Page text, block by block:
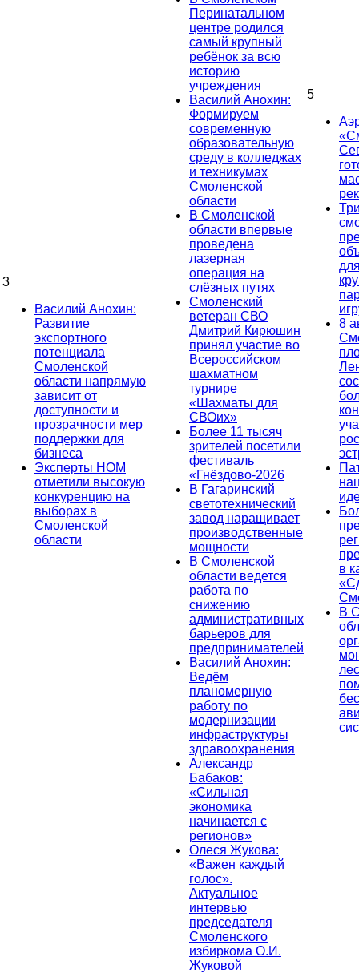
3
Василий Анохин:
Развитие
экспортного
потенциала
Смоленской
области напрямую
зависит от
доступности и
прозрачности мер
поддержки для
бизнеса
Эксперты НОМ
отметили высокую
конкуренцию на
выборах в
Смоленской
области
Перинатальном
центре родился
самый крупный
ребёнок за всю
историю
учреждения
Василий Анохин:
Формируем
современную
образовательную
среду в колледжах
и техникумах
Смоленской
области
В Смоленской
области впервые
проведена
лазерная
операция на
слёзных путях
Смоленский
ветеран СВО
Дмитрий Кирюшин
принял участие во
Всероссийском
шахматном
турнире
«Шахматы для
СВОих»
Более 11 тысяч
зрителей посетили
фестиваль
«Гнёздово-2026
В Гагаринский
светотехнический
завод наращивает
производственные
мощности
В Смоленской
области ведется
работа по
снижению
административных
барьеров для
предпринимателей
Василий Анохин:
Ведём
планомерную
работу по
модернизации
инфраструктуры
здравоохранения
Александр
Бабаков:
«Сильная
экономика
начинается с
регионов»
Олеся Жукова:
«Важен каждый
голос».
Актуальное
интервью
председателя
Смоленского
избиркома О.И.
Жуковой
5
8
в
В